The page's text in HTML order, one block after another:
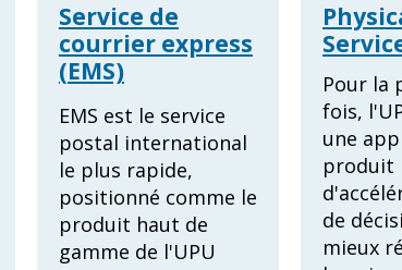
Service de
courrier express
(EMS)
EMS est le service
postal international
le plus rapide,
positionné comme le
produit haut de
gamme de l'UPU
Pour la
fois,
une
produit
de
mieux